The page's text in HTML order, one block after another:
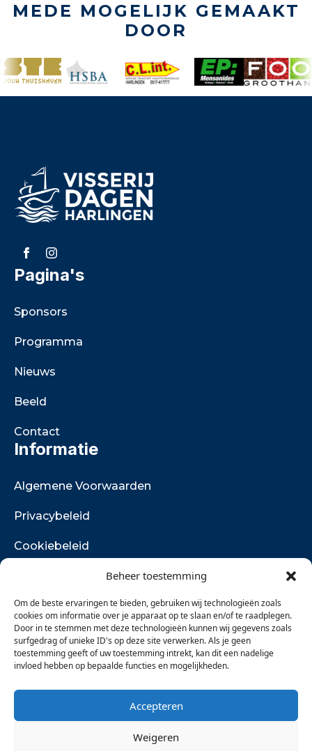
Beheer toestemming
Om de beste ervaringen te bieden, gebruiken wij technologieën zoals
cookies om informatie over je apparaat op te slaan en/of te raadplegen.
Door in te stemmen met deze technologieën kunnen wij gegevens zoals
surfgedrag of unieke ID's op deze site verwerken. Als je geen
toestemming geeft of uw toestemming intrekt, kan dit een nadelige
invloed hebben op bepaalde functies en mogelijkheden.
Accepteren
Weigeren
MEDE MOGELIJK GEMAAKT
DOOR
Pagina's
Sponsors
Programma
Nieuws
Beeld
Contact
Informatie
Algemene Voorwaarden
Privacybeleid
Cookiebeleid
Vacatures
Contact
E-mail:
info@visserijdagenharlingen.nl
Postbus 132